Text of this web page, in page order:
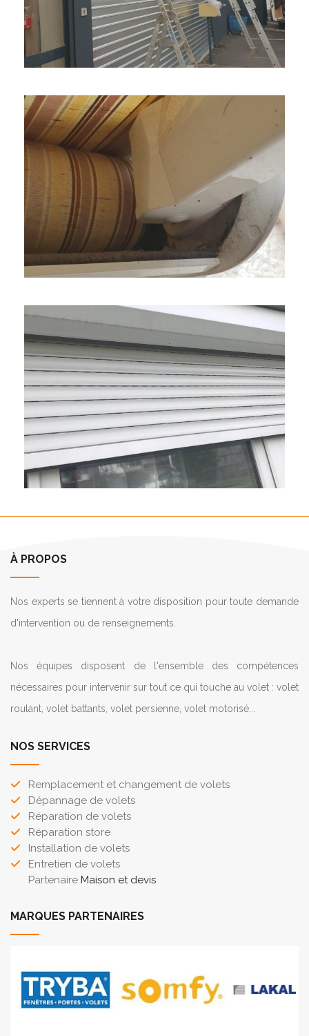
À PROPOS
Nos experts se tiennent à votre disposition pour toute demande
d'intervention ou de renseignements.
Nos équipes disposent de l'ensemble des compétences
nécessaires pour intervenir sur tout ce qui touche au volet : volet
roulant, volet battants, volet persienne, volet motorisé...
NOS SERVICES
Remplacement et changement de volets
Dépannage de volets
Réparation de volets
Réparation store
Installation de volets
Entretien de volets
Partenaire Maison et devis
MARQUES PARTENAIRES